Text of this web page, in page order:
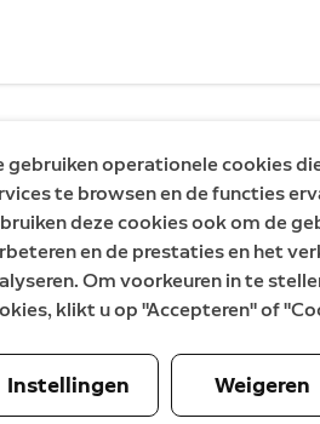
gebruiken operationele cookies
te browsen en de functies
deze cookies ook om de
en de prestaties en het
Om voorkeuren in te
klikt u op "Accepteren" of
Instellingen Weigeren